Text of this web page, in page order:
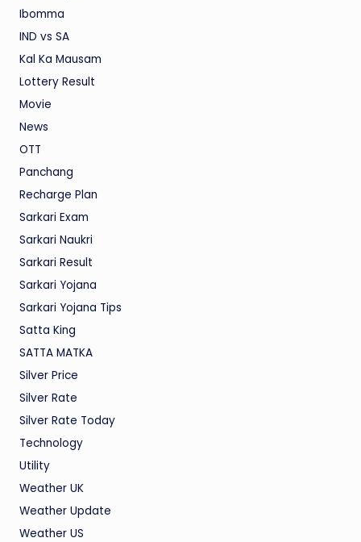
Ibomma
IND vs SA
Kal Ka Mausam
Lottery Result
Movie
News
OTT
Panchang
Recharge Plan
Sarkari Exam
Sarkari Naukri
Sarkari Result
Sarkari Yojana
Sarkari Yojana Tips
Satta King
SATTA MATKA
Silver Price
Silver Rate
Silver Rate Today
Technology
Utility
Weather UK
Weather Update
Weather US